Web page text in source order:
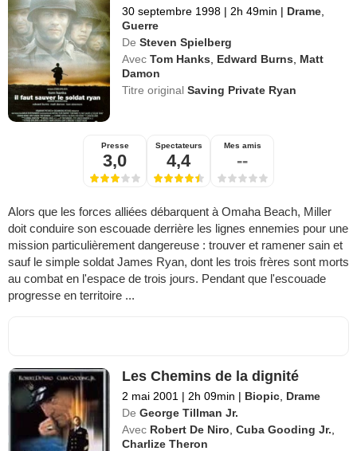
30 septembre 1998 | 2h 49min | Drame
Guerre
De Steven Spielberg
Avec Tom Hanks Edward Burns
Matt
Damon
Titre originalSaving Private Ryan
Presse
3,0
Spectateurs
4,4
Mes amis
--
Alors que les forces alliées débarquent à Omaha Beach, Miller
doit conduire son escouade derrière les lignes ennemies pour une
mission particulièrement dangereuse : trouver et ramener sain et
sauf le simple soldat James Ryan, dont les trois frères sont morts
au combat en l'espace de trois jours. Pendant que l'escouade
progresse en territoire ...
Les Chemins de la dignité
2 mai 2001 | 2h 09min | Biopic Drame
De George Tillman Jr.
Avec Robert De Niro ,Cuba Gooding Jr.
Charlize Theron